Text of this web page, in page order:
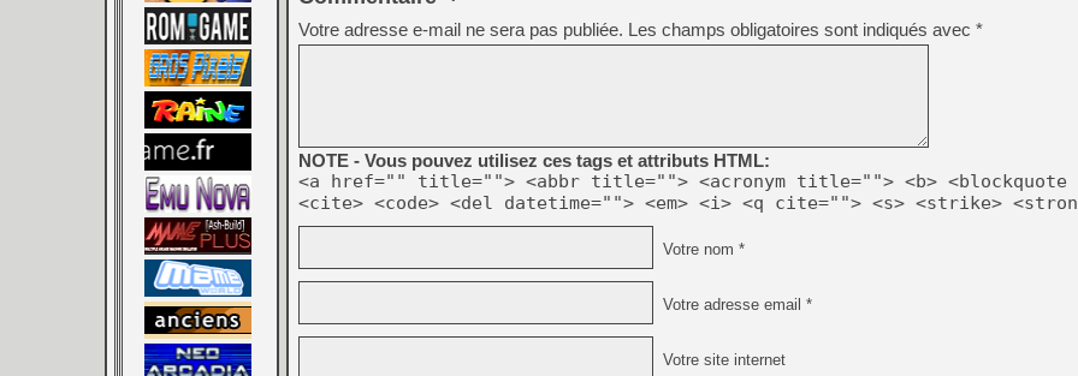
[GK] Oubliez Crazy Taxi,
[LS] [Switch] NSZ 5.0.0
[GK] No More Room in
Votre adresse e-mail ne sera pas publiée. Les champs obligatoires sont indiqués avec *
NOTE - Vous pouvez utilisez ces tags et attributs HTML:
<a href="" title=""> <abbr title=""> <acronym title=""> <b> <blockquote
<cite> <code> <del datetime=""> <em> <i> <q cite=""> <s> <strike>
Votre nom *
Votre adresse email *
Votre site internet